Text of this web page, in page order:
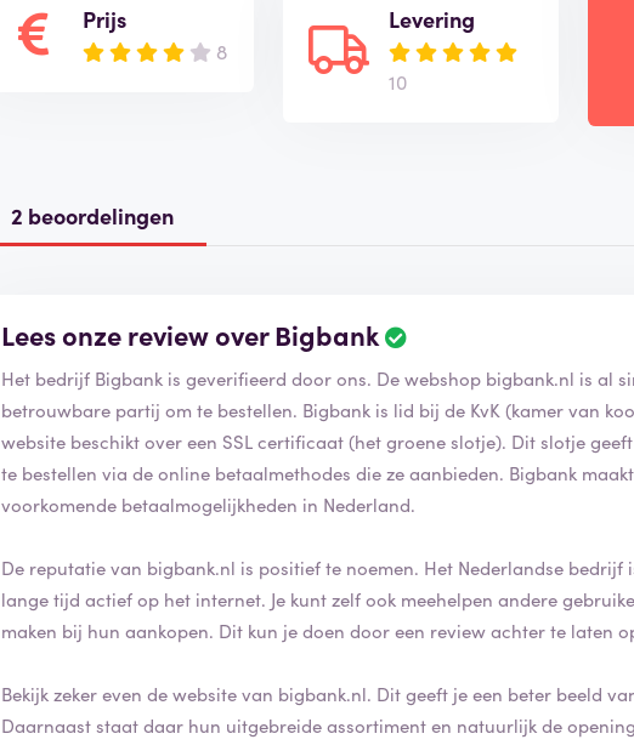
Prijs
8
Levering
10
2 beoordelingen
Lees onze review over Bigbank
Het bedrijf Bigbank is geverifieerd door ons. De webshop bigbank.nl is al
betrouwbare partij om te bestellen. Bigbank is lid bij de KvK (kamer van
website beschikt over een SSL certificaat (het groene slotje). Dit slotje
te bestellen via de online betaalmethodes die ze aanbieden. Bigbank
voorkomende betaalmogelijkheden in Nederland.
De reputatie van bigbank.nl is positief te noemen. Het Nederlandse bedrijf
lange tijd actief op het internet. Je kunt zelf ook meehelpen andere
maken bij hun aankopen. Dit kun je doen door een review achter te laten
Bekijk zeker even de website van bigbank.nl. Dit geeft je een beter beeld
Daarnaast staat daar hun uitgebreide assortiment en natuurlijk de